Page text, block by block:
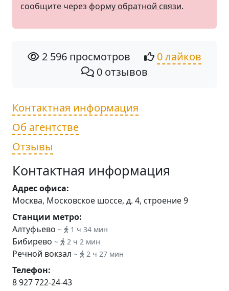
сообщите через форму обратной связи.
2 596 просмотров
0 лайков
0 отзывов
Контактная информация
Об агентстве
Отзывы
Контактная информация
Адрес офиса:
Москва, Московское шоссе, д. 4, строение 9
Станции метро:
Алтуфьево ~ 1 ч 34 мин
Бибирево ~ 2 ч 2 мин
Речной вокзал ~ 2 ч 27 мин
Телефон:
8 927 722-24-43